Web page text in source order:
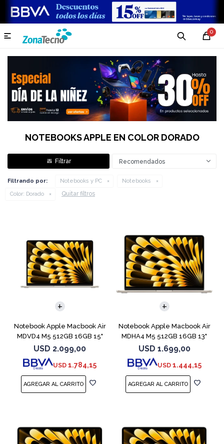
0

NOTEBOOKS APPLE EN COLOR DORADO
Recomendados
Filtrando por: Notebooks y PC
Notebooks
Color: Dorado Quitar filtros
Notebook Apple Macbook Air
MDVD4 M5 512GB 16GB 15"
Starlight
USD 2.099,00
USD 1.784,15
Notebook Apple Macbook Air
MDHA4 M5 512GB 16GB 13"
Starlight
USD 1.699,00
USD 1.444,15
COMPARAR